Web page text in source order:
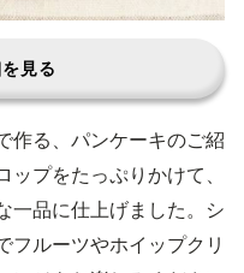
見る
作る、パンケーキのご紹
プをたっぷりかけて、
一品に仕上げました。シ
フルーツやホイップクリ